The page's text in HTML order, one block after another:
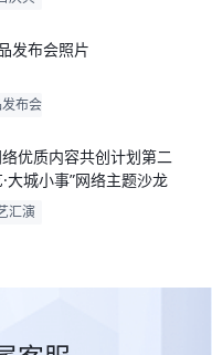
发布会照片
布会
优质内容共创计划第二
大城小事”网络主题沙龙
汇演